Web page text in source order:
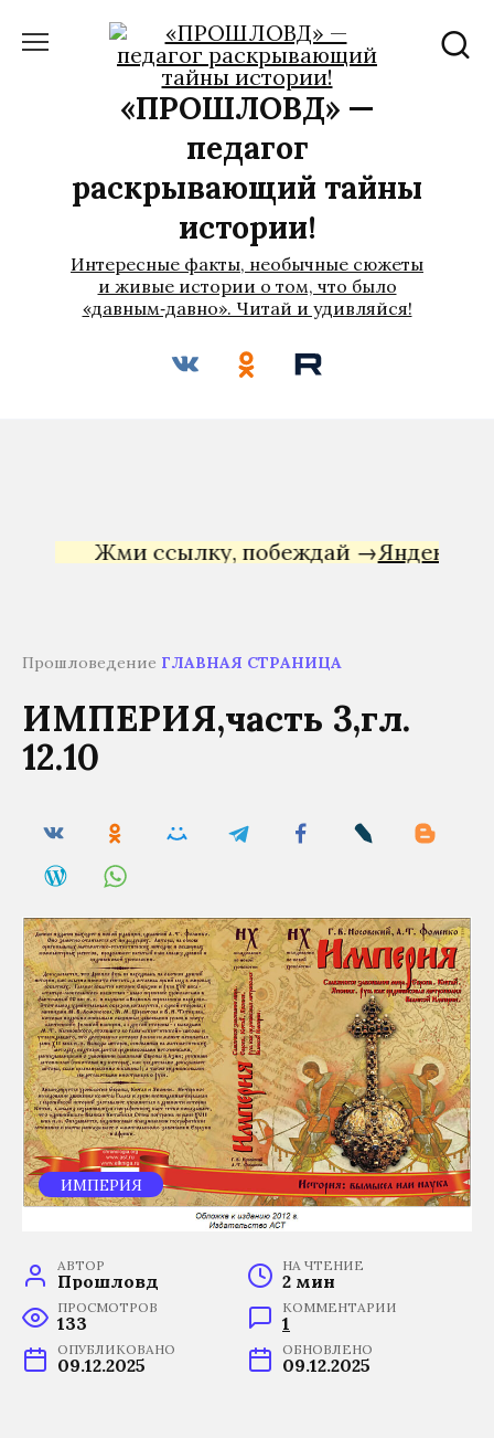
содержанию
«ПРОШЛОВѢД» —
педагог
раскрывающий тайны
истории!
Интересные факты, необычные сюжеты
и живые истории о том, что было
«давным‑давно». Читай и удивляйся!
Жми ссылку, побеждай →Яндекс Директ
Прошловедение ГЛАВНАЯ СТРАНИЦА
ИМПЕРИЯ,часть 3,гл.
12.10
ИМПЕРИЯ
АВТОР
Прошловѣд
НА ЧТЕНИЕ
2 мин
ПРОСМОТРОВ
133
КОММЕНТАРИИ
1
ОПУБЛИКОВАНО
09.12.2025
ОБНОВЛЕНО
09.12.2025